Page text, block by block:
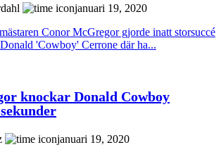
januari 19, 2020
Conor McGregor gjorde inatt storsuccé
'Cowboy' Cerrone där ha...
knockar Donald Cowboy
januari 19, 2020